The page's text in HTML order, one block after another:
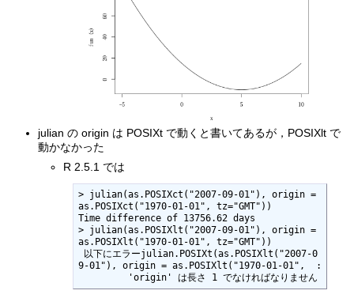
julian の origin は POSIXt で動くと書いてあるが，POSIXlt で
動かなかった
R 2.5.1 では
> julian(as.POSIXct("2007-09-01"), origin =
as.POSIXct("1970-01-01", tz="GMT"))
Time difference of 13756.62 days
> julian(as.POSIXlt("2007-09-01"), origin =
as.POSIXlt("1970-01-01", tz="GMT"))
9-01"), origin = as.POSIXlt("1970-01-01",  :
	 'origin' は長さ 1 でなければなりません